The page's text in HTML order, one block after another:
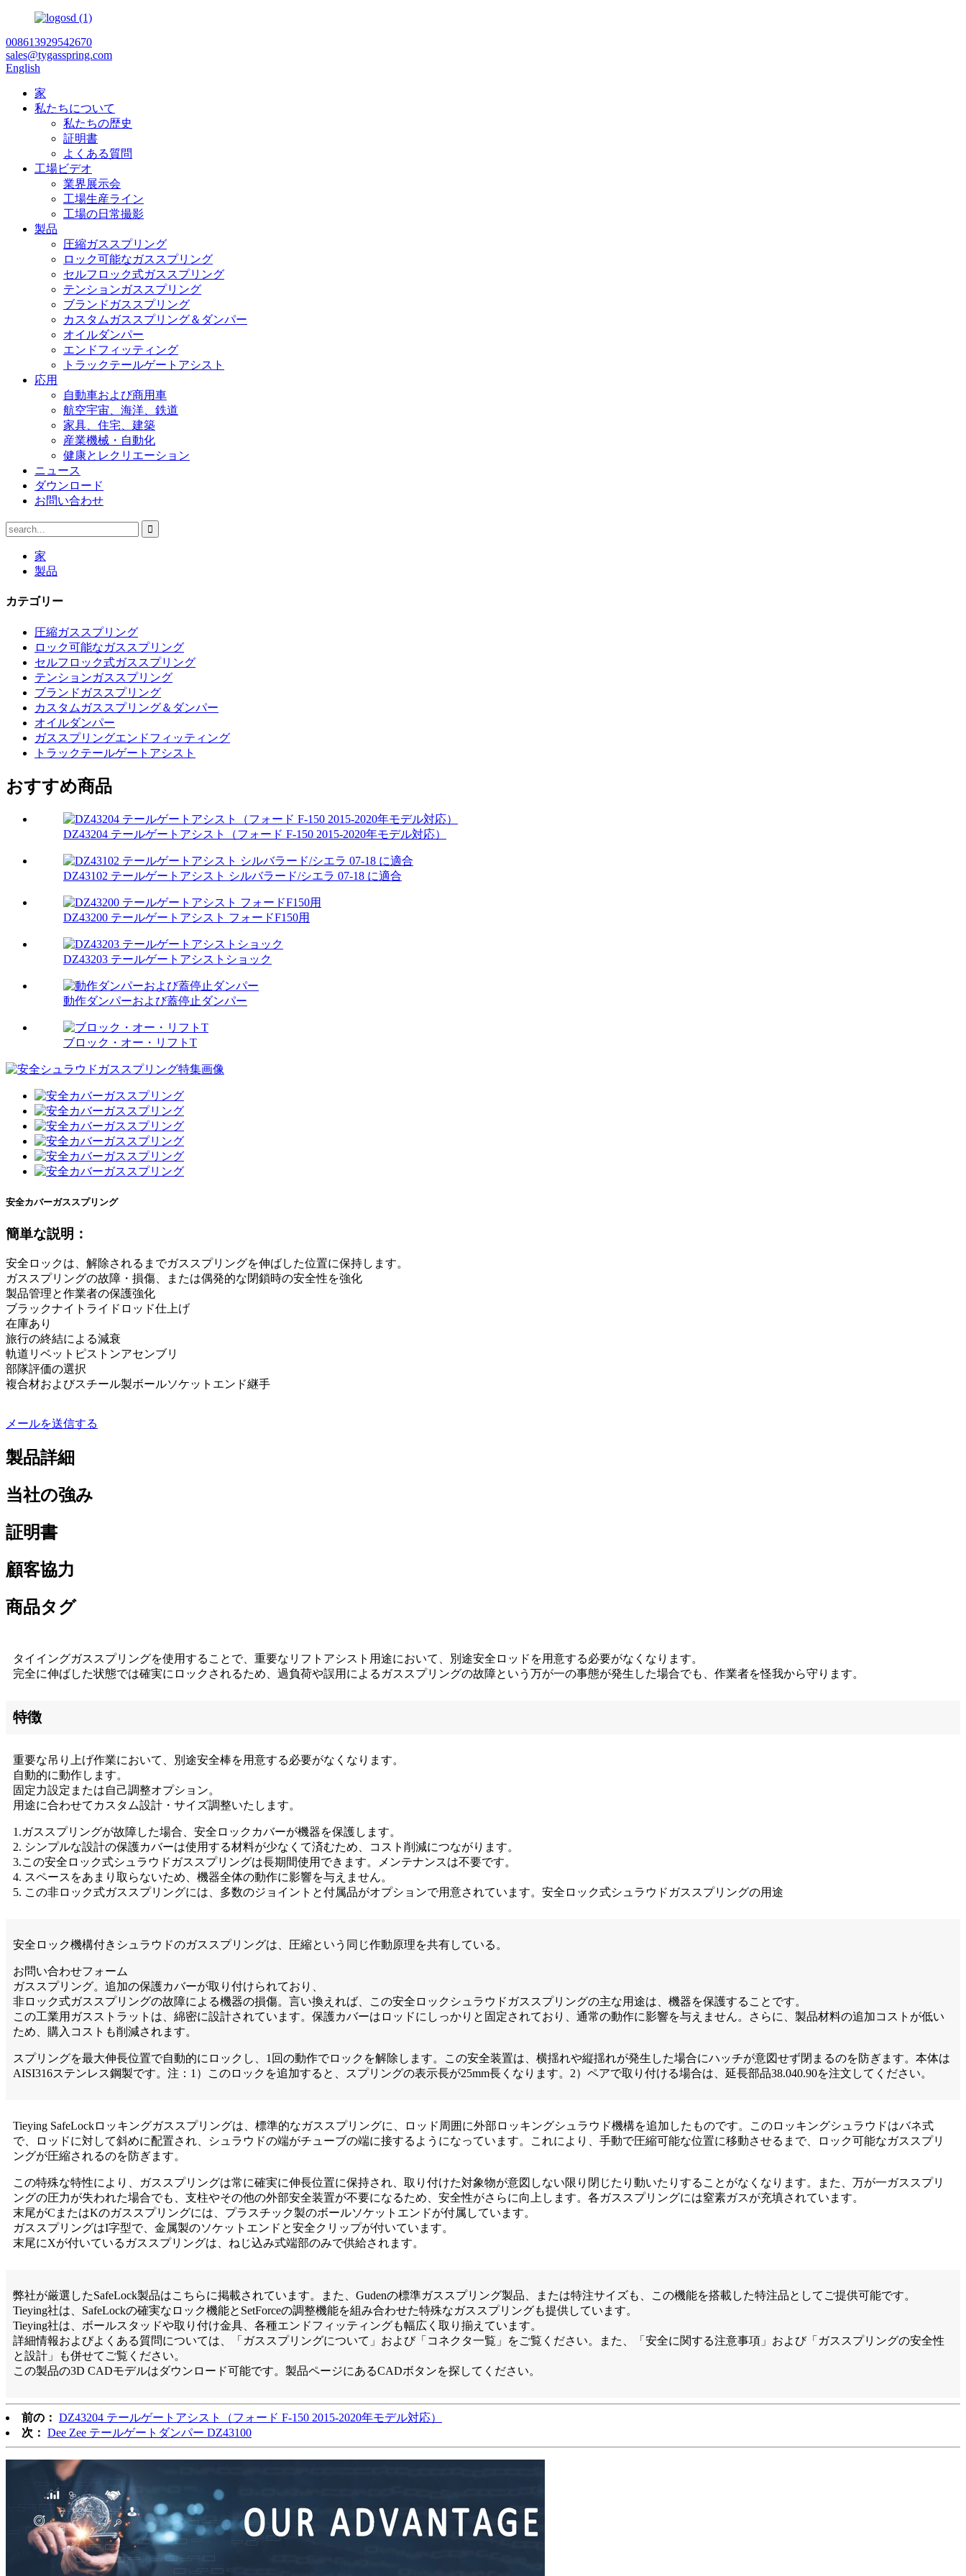
008613929542670
sales@tygasspring.com
English
家
私たちについて
私たちの歴史
証明書
よくある質問
工場ビデオ
業界展示会
工場生産ライン
工場の日常撮影
製品
圧縮ガススプリング
ロック可能なガススプリング
セルフロック式ガススプリング
テンションガススプリング
ブランドガススプリング
カスタムガススプリング＆ダンパー
オイルダンパー
エンドフィッティング
トラックテールゲートアシスト
応用
自動車および商用車
航空宇宙、海洋、鉄道
家具、住宅、建築
産業機械・自動化
健康とレクリエーション
ニュース
ダウンロード
お問い合わせ
家
製品
カテゴリー
圧縮ガススプリング
ロック可能なガススプリング
セルフロック式ガススプリング
テンションガススプリング
ブランドガススプリング
カスタムガススプリング＆ダンパー
オイルダンパー
ガススプリングエンドフィッティング
トラックテールゲートアシスト
おすすめ商品
DZ43204 テールゲートアシスト（フォード F-150 2015-2020年モデル対応）
DZ43102 テールゲートアシスト シルバラード/シエラ 07-18 に適合
DZ43200 テールゲートアシスト フォードF150用
DZ43203 テールゲートアシストショック
動作ダンパーおよび蓋停止ダンパー
ブロック・オー・リフトT
安全カバーガススプリング
簡単な説明：
安全ロックは、解除されるまでガススプリングを伸ばした位置に保持します。
ガススプリングの故障・損傷、または偶発的な閉鎖時の安全性を強化
製品管理と作業者の保護強化
ブラックナイトライドロッド仕上げ
在庫あり
旅行の終結による減衰
軌道リベットピストンアセンブリ
部隊評価の選択
複合材およびスチール製ボールソケットエンド継手
メールを送信する
製品詳細
当社の強み
証明書
顧客協力
商品タグ
タイイングガススプリングを使用することで、重要なリフトアシスト用途において、別途安全ロッドを用意する必要がなくなります。
完全に伸ばした状態では確実にロックされるため、過負荷や誤用によるガススプリングの故障という万が一の事態が発生した場合でも、作業者を怪我から守ります。
特徴
重要な吊り上げ作業において、別途安全棒を用意する必要がなくなります。
自動的に動作します。
固定力設定または自己調整オプション。
用途に合わせてカスタム設計・サイズ調整いたします。
1.ガススプリングが故障した場合、安全ロックカバーが機器を保護します。
2. シンプルな設計の保護カバーは使用する材料が少なくて済むため、コスト削減につながります。
3.この安全ロック式シュラウドガススプリングは長期間使用できます。メンテナンスは不要です。
4. スペースをあまり取らないため、機器全体の動作に影響を与えません。
5. この非ロック式ガススプリングには、多数のジョイントと付属品がオプションで用意されています。安全ロック式シュラウドガススプリングの用途
安全ロック機構付きシュラウドのガススプリングは、圧縮という同じ作動原理を共有している。
お問い合わせフォーム
ガススプリング。追加の保護カバーが取り付けられており、
非ロック式ガススプリングの故障による機器の損傷。言い換えれば、この安全ロックシュラウドガススプリングの主な用途は、機器を保護することです。
この工業用ガスストラットは、綿密に設計されています。保護カバーはロッドにしっかりと固定されており、通常の動作に影響を与えません。さらに、製品材料の追加コストが低い
ため、購入コストも削減されます。
スプリングを最大伸長位置で自動的にロックし、1回の動作でロックを解除します。この安全装置は、横揺れや縦揺れが発生した場合にハッチが意図せず閉まるのを防ぎます。本体は
AISI316ステンレス鋼製です。注：1）このロックを追加すると、スプリングの表示長が25mm長くなります。2）ペアで取り付ける場合は、延長部品38.040.90を注文してください。
Tieying SafeLockロッキングガススプリングは、標準的なガススプリングに、ロッド周囲に外部ロッキングシュラウド機構を追加したものです。このロッキングシュラウドはバネ式
で、ロッドに対して斜めに配置され、シュラウドの端がチューブの端に接するようになっています。これにより、手動で圧縮可能な位置に移動させるまで、ロック可能なガススプリ
ングが圧縮されるのを防ぎます。
この特殊な特性により、ガススプリングは常に確実に伸長位置に保持され、取り付けた対象物が意図しない限り閉じたり動いたりすることがなくなります。また、万が一ガススプリ
ングの圧力が失われた場合でも、支柱やその他の外部安全装置が不要になるため、安全性がさらに向上します。各ガススプリングには窒素ガスが充填されています。
末尾がCまたはKのガススプリングには、プラスチック製のボールソケットエンドが付属しています。
ガススプリングはI字型で、金属製のソケットエンドと安全クリップが付いています。
末尾にXが付いているガススプリングは、ねじ込み式端部のみで供給されます。
弊社が厳選したSafeLock製品はこちらに掲載されています。また、Gudenの標準ガススプリング製品、または特注サイズも、この機能を搭載した特注品としてご提供可能です。
Tieying社は、SafeLockの確実なロック機能とSetForceの調整機能を組み合わせた特殊なガススプリングも提供しています。
Tieying社は、ボールスタッドや取り付け金具、各種エンドフィッティングも幅広く取り揃えています。
詳細情報およびよくある質問については、「ガススプリングについて」および「コネクタ一覧」をご覧ください。また、「安全に関する注意事項」および「ガススプリングの安全性
と設計」も併せてご覧ください。
この製品の3D CADモデルはダウンロード可能です。製品ページにあるCADボタンを探してください。
前の： DZ43204 テールゲートアシスト（フォード F-150 2015-2020年モデル対応）
次： Dee Zee テールゲートダンパー DZ43100